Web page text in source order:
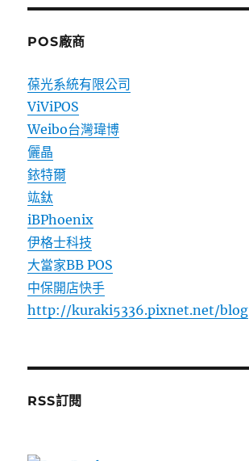
POS廠商
葆光系統有限公司
ViViPOS
Weibo台灣瑋博
儷晶
銥特爾
竑鈦
iBPhoenix
伊格士科技
大當家BB POS
中保開店快手
http://kuraki5336.pixnet.net/blog
RSS訂閱